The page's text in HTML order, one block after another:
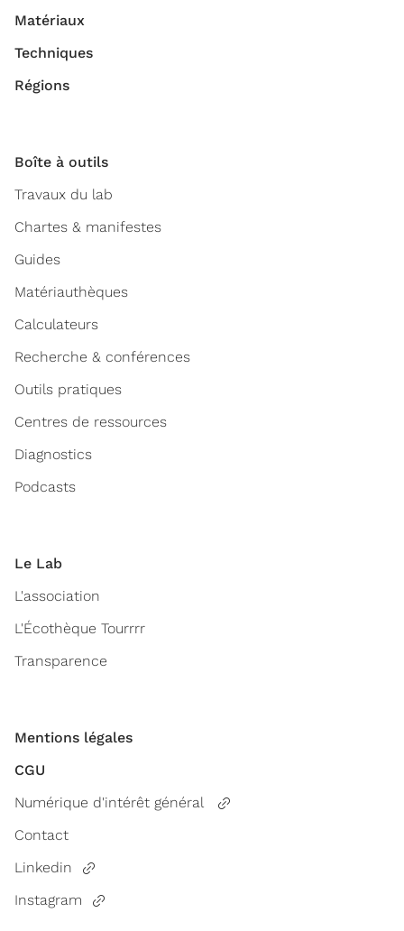
Matériaux
Techniques
Régions
Boîte à outils
Travaux du lab
Chartes & manifestes
Guides
Matériauthèques
Calculateurs
Recherche & conférences
Outils pratiques
Centres de ressources
Diagnostics
Podcasts
Le Lab
L'association
L'Écothèque Tourrrr
Transparence
Mentions légales
CGU
Numérique d'intérêt général
Contact
Linkedin
Instagram